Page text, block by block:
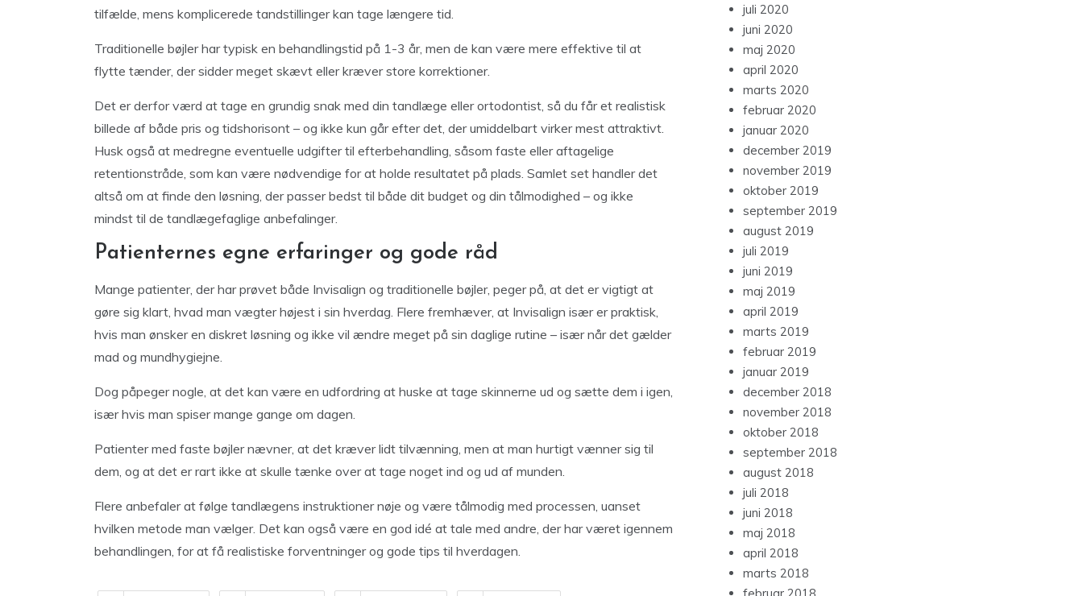
tilfælde, mens komplicerede tandstillinger kan tage længere tid.
Traditionelle bøjler har typisk en behandlingstid på 1-3 år, men de kan være mere effektive til at
flytte tænder, der sidder meget skævt eller kræver store korrektioner.
Det er derfor værd at tage en grundig snak med din tandlæge eller ortodontist, så du får et realistisk
billede af både pris og tidshorisont – og ikke kun går efter det, der umiddelbart virker mest attraktivt.
Husk også at medregne eventuelle udgifter til efterbehandling, såsom faste eller aftagelige
retentionstråde, som kan være nødvendige for at holde resultatet på plads. Samlet set handler det
altså om at finde den løsning, der passer bedst til både dit budget og din tålmodighed – og ikke
mindst til de tandlægefaglige anbefalinger.
Patienternes egne erfaringer og gode råd
Mange patienter, der har prøvet både Invisalign og traditionelle bøjler, peger på, at det er vigtigt at
gøre sig klart, hvad man vægter højest i sin hverdag. Flere fremhæver, at Invisalign især er praktisk,
hvis man ønsker en diskret løsning og ikke vil ændre meget på sin daglige rutine – især når det gælder
mad og mundhygiejne.
Dog påpeger nogle, at det kan være en udfordring at huske at tage skinnerne ud og sætte dem i igen,
især hvis man spiser mange gange om dagen.
Patienter med faste bøjler nævner, at det kræver lidt tilvænning, men at man hurtigt vænner sig til
dem, og at det er rart ikke at skulle tænke over at tage noget ind og ud af munden.
Flere anbefaler at følge tandlægens instruktioner nøje og være tålmodig med processen, uanset
hvilken metode man vælger. Det kan også være en god idé at tale med andre, der har været igennem
behandlingen, for at få realistiske forventninger og gode tips til hverdagen.
juli 2020
juni 2020
maj 2020
april 2020
marts 2020
februar 2020
januar 2020
december 2019
november 2019
oktober 2019
september 2019
august 2019
juli 2019
juni 2019
maj 2019
april 2019
marts 2019
februar 2019
januar 2019
december 2018
november 2018
oktober 2018
september 2018
august 2018
juli 2018
juni 2018
maj 2018
april 2018
marts 2018